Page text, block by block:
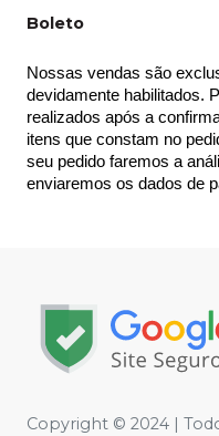
Boleto
Nossas vendas são
devidamente habilitados.
realizados após a
itens que constam no
seu pedido faremos a
enviaremos os dados de
Copyright © 2024 |